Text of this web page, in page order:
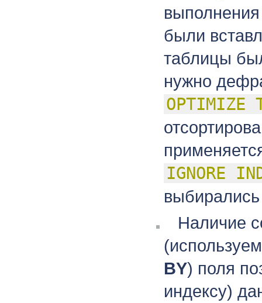
были
таблицы
нужно
OPTIMIZE
IGNORE
Наличие
BY) поля
индексу)